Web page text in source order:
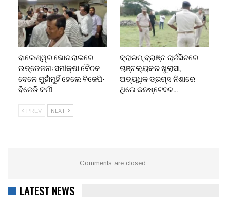
ବାଲେଶ୍ୱର ଭୋଗରାଇରେ
ଉତ୍ତେଜନା: ସମୀକ୍ଷା ବୈଠକ
ବେଳେ ମୁହାଁମୁହିଁ ହେଲେ ବିଜେପି-
ବିଜେଡି କର୍ମୀ
କ୍ରାଇମ୍ ବ୍ରାଞ୍ଚ ଚାର୍ଜସିଟରେ
ଚାଞ୍ଚଲ୍ୟକର ଖୁଲାସା,
ଅତ୍ୟଧିକ ଡ୍ରଗ୍ସ ନିଶାରେ
ଥିଲେ କନଷ୍ଟେବଳ…
PREV NEXT
Comments are closed.
LATEST NEWS